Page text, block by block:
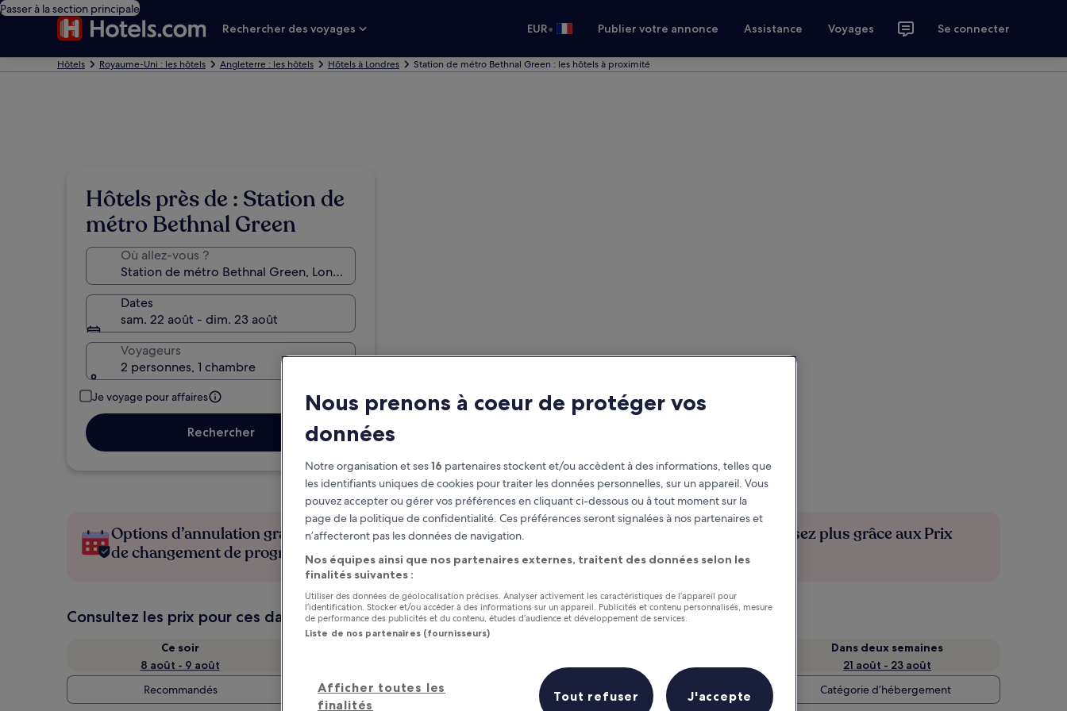
Passer à la section principale
Rechercher des voyages
EUR• Publier votre annonce Assistance Voyages Se connecter
Hôtels Royaume-Uni : les hôtels Angleterre : les hôtels Hôtels à Londres Station de métro Bethnal Green : les hôtels à proximité
Hôtels près de : Station de
métro Bethnal Green
Où allez-vous ?
Dates
sam. 22 août - dim. 23 août
Voyageurs
2 personnes, 1 chambre
Je voyage pour affaires
Rechercher
Options d’annulation gratuite en cas
de changement de programme
Gagnez des récompenses pour
chaque nuit séjournée
Économisez plus grâce aux Prix
membres
Consultez les prix pour ces dates
Ce soir
8 août - 9 août
14 août - 16 août
Dans deux semaines
21 août - 23 août
Recommandés
Prix (croissant) Distance Catégorie d’hébergement
Nous prenons à coeur de protéger vos
données
Notre organisation et ses16 partenaires stockent et/ou accèdent à des informations, telles que
les identifiants uniques de cookies pour traiter les données personnelles, sur un appareil. Vous
pouvez accepter ou gérer vos préférences en cliquant ci-dessous ou à tout moment sur la
page de la politique de confidentialité. Ces préférences seront signalées à nos partenaires et
n’affecteront pas les données de navigation.
Nos équipes ainsi que nos partenaires externes, traitent des données selon les
finalités suivantes :
Utiliser des données de géolocalisation précises. Analyser activement les caractéristiques de l’appareil pour
l’identification. Stocker et/ou accéder à des informations sur un appareil. Publicités et contenu personnalisés, mesure
de performance des publicités et du contenu, études d’audience et développement de services.
Liste de nos partenaires (fournisseurs)
Afficher toutes les
finalités
Tout refuser J'accepte